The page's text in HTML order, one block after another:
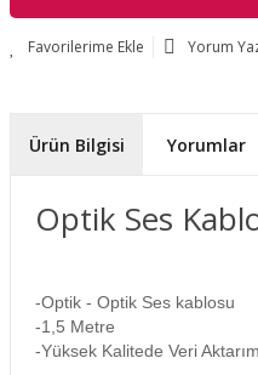
Yorum
Ürün Bilgisi Yorumlar
Optik Ses
-Optik - Optik Ses kablosu
-1,5 Metre
-Yüksek Kalitede Veri Aktarım